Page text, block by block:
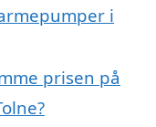
i
prisen på